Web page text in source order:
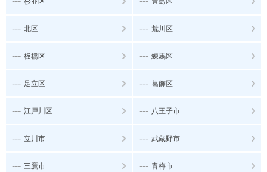
--- 北区 --- 荒川区
--- 板橋区 --- 練馬区
--- 足立区 --- 葛飾区
--- 江戸川区 --- 八王子市
--- 立川市 --- 武蔵野市
--- 三鷹市 --- 青梅市